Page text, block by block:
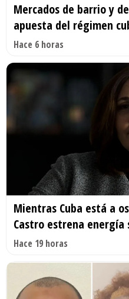
Mercados de barrio y
apuesta del régimen
Hace 6 horas
Mientras Cuba está a
Castro estrena energía
Hace 19 horas